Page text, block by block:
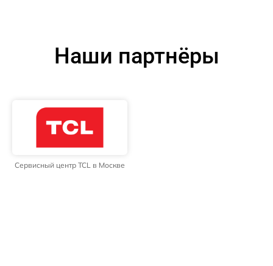
Наши партнёры
Сервисный центр TCL в Москве